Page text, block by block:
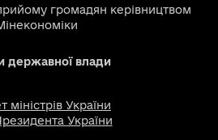
громадян керівництвом
державної влади
міністрів України
України